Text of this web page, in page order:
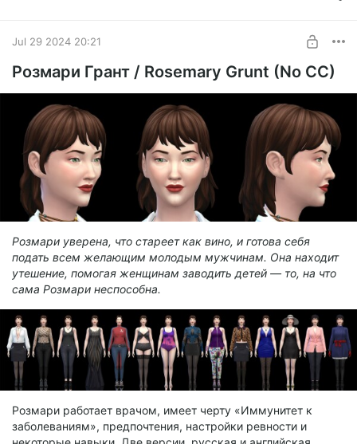
Jul 29 2024 20:21
Розмари Грант / Rosemary Grunt (No CC)
Розмари уверена, что стареет как вино, и готова себя
подать всем желающим молодым мужчинам. Она находит
утешение, помогая женщинам заводить детей — то, на что
сама Розмари неспособна.
Розмари работает врачом, имеет черту «Иммунитет к
заболеваниям», предпочтения, настройки ревности и